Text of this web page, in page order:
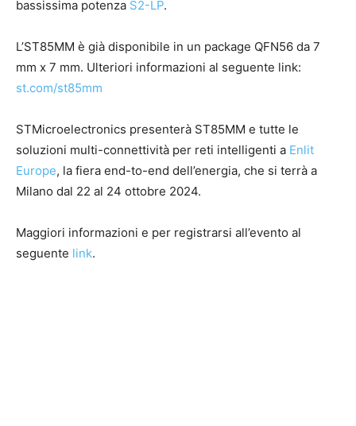
bassissima potenza S2-LP.
L’ST85MM è già disponibile in un package QFN56 da 7
mm x 7 mm. Ulteriori informazioni al seguente link:
st.com/st85mm
STMicroelectronics presenterà ST85MM e tutte le
soluzioni multi-connettività per reti intelligenti a Enlit
Europe, la fiera end-to-end dell’energia, che si terrà a
Milano dal 22 al 24 ottobre 2024.
Maggiori informazioni e per registrarsi all’evento al
seguente link.